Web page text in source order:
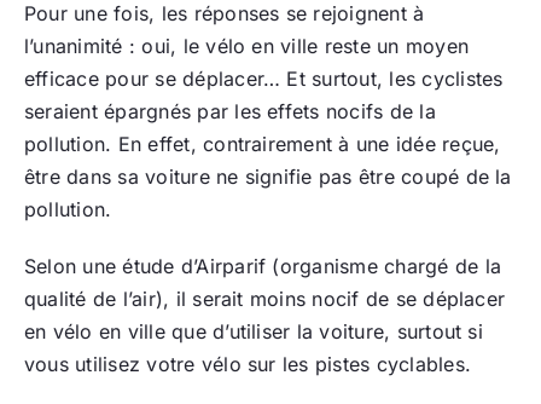
Pour une fois, les réponses se rejoignent à
l’unanimité : oui, le vélo en ville reste un moyen
efficace pour se déplacer… Et surtout, les cyclistes
seraient épargnés par les effets nocifs de la
pollution. En effet, contrairement à une idée reçue,
être dans sa voiture ne signifie pas être coupé de la
pollution.
Selon une étude d’Airparif (organisme chargé de la
qualité de l’air), il serait moins nocif de se déplacer
en vélo en ville que d’utiliser la voiture, surtout si
vous utilisez votre vélo sur les pistes cyclables.